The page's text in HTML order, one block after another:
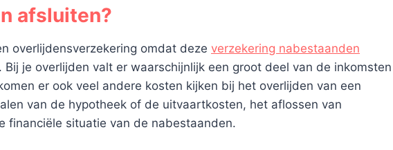
afsluiten?
overlijdensverzekering omdat deze verzekering nabestaanden
je overlijden valt er waarschijnlijk een groot deel van de inkomsten
er ook veel andere kosten kijken bij het overlijden van een
van de hypotheek of de uitvaartkosten, het aflossen van
financiële situatie van de nabestaanden.